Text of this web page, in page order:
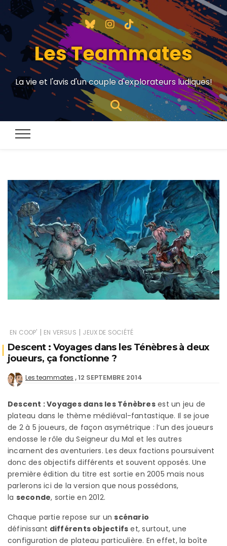
Les Teammates
La vie et l'avis d'un couple d'explorateurs ludiques!
EN COOP' | EN VERSUS | JEUX DE SOCIÉTÉ
Descent : Voyages dans les Ténèbres à deux
joueurs, ça fonctionne ?
Les teammates 12 SEPTEMBRE 2014
Descent : Voyages dans les Ténèbresest un jeu de
plateau dans le thème médiéval-fantastique. Il se joue
de 2 à 5 joueurs, de façon asymétrique : l’un des joueurs
endosse le rôle du Seigneur du Mal et les autres
incarnent des aventuriers. Les deux factions poursuivent
donc des objectifs différents et souvent opposés. Une
première édition du titre est sortie en 2005 mais nous
parlerons ici de la version que nous possédons,
la seconde, sortie en 2012.
Chaque partie repose sur unscénario
définissant différents objectifs et, surtout, une
configuration de plateau particulière. En effet, la boîte